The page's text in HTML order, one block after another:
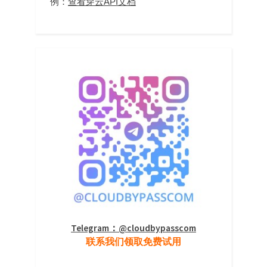
Telegram：@cloudbypasscom
联系我们领取免费试用